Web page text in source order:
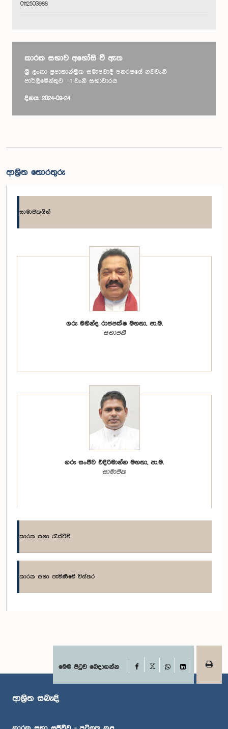
0112503986
කාරක සභාව අහෝසි වී ඇත
ශ්‍රී ලංකා ප්‍රජාතාන්ත්‍රික සමාජවාදී ජනරජයේ නවවැනි
පාර්ලිමේන්තුව | 1 වැනි සභාවාරය
දිනය: 2024-09-24
ආශ්‍රිත තොරතුරු
සාමාජිකයින්
ගරු මහින්ද රාජපක්ෂ මහතා, පා.ම.
සභාපති
ගරු සංජීව එදිරිමාන්න මහතා, පා.ම.
සාමාජික
කාරක සභා රැස්වීම්
කාරක සභා පැමිණීමේ විස්තර
මෙම පිටුව බෙදාගන්න Facebook
WhatsApp
LinkedIn
ආශ්‍රිත සබැඳි